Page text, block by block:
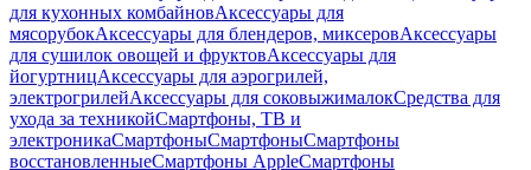
для кухонных комбайновАксессуары для
мясорубокАксессуары для блендеров, миксеровАксессуары
для сушилок овощей и фруктовАксессуары для
йогуртницАксессуары для аэрогрилей,
электрогрилейАксессуары для соковыжималокСредства для
ухода за техникойСмартфоны, ТВ и
электроникаСмартфоныСмартфоныСмартфоны
восстановленныеСмартфоны AppleСмартфоны